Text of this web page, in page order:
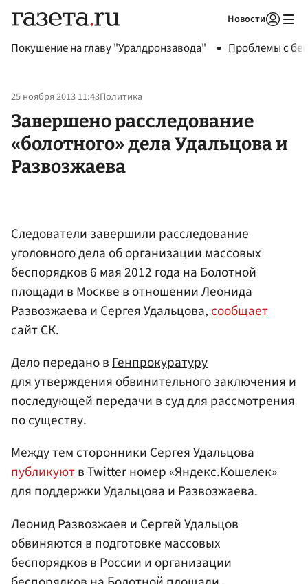
Новости
Покушение на главу "Уралдронзавода" Проблемы с
25 ноября 2013 11:43Политика
Завершено расследование
«болотного» дела Удальцова и
Развозжаева
Следователи завершили расследование
уголовного дела об организации массовых
беспорядков 6 мая 2012 года на Болотной
площади в Москве в отношении Леонида
Развозжаеваи СергеяУдальцова,сообщает
сайт СК.
Дело передано вГенпрокуратуру
для утверждения обвинительного заключения и
последующей передачи в суд для рассмотрения
по существу.
Между тем сторонники Сергея Удальцова
публикуютв Twitter номер «Яндекс.Кошелек»
для поддержки Удальцова и Развозжаева.
Леонид Развозжаев и Сергей Удальцов
обвиняются в подготовке массовых
беспорядков в России и организации